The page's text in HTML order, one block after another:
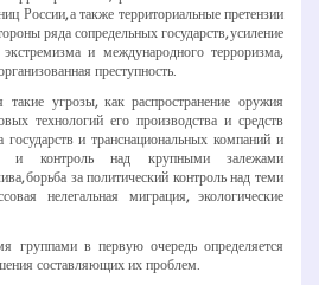
России, а также территориальные претензии
ряда сопредельных государств, усиление
экстремизма и международного терроризма,
преступность.
угрозы, как распространение оружия
технологий его производства и средств
государств и транснациональных компаний и
и контроль над крупными залежами
борьба за политический контроль над теми
нелегальная миграция, экологические
группами в первую очередь определяется
составляющих их проблем.